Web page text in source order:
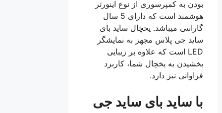
بودن به کمپرسوری از نوع اینورتر
هوشمند است که دارای 5 سال
گارانتی میباشد. یخچال ساید بای
ساید جی پلاس مجهز به نمایشگر
LED است که علاوه بر زیبایی
بخشیدن به یخچال شما، کاربرد
فراوانی نیز دارد.
با ساید بای‌ ساید جی